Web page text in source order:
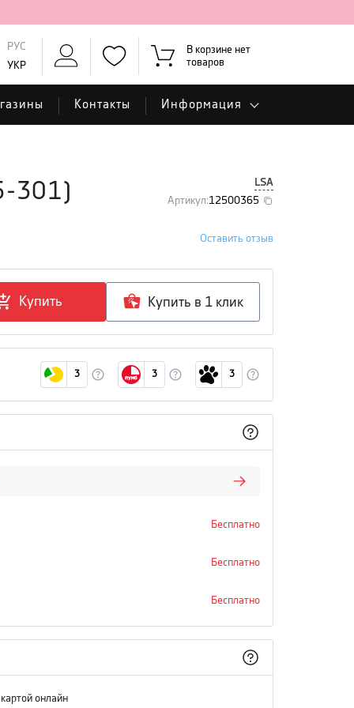
РУС
УКР
В корзине нет
товаров
Контакты Информация
301 )
LSA
Артикул:12500365
Оставить отзыв
Купить Купить в 1 клик
3 3 3
Бесплатно
Бесплатно
Бесплатно
онлайн